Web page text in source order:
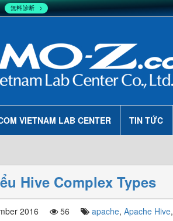
VIETNAM LAB CENTER TIN TỨC
Hive Complex Types
2016 56 apache, Apache Hive,
無料診断